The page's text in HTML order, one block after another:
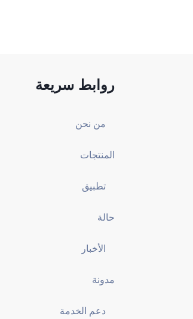
روابط سريعة
من نحن
المنتجات
تطبيق
حالة
الأخبار
مدونة
دعم الخدمة